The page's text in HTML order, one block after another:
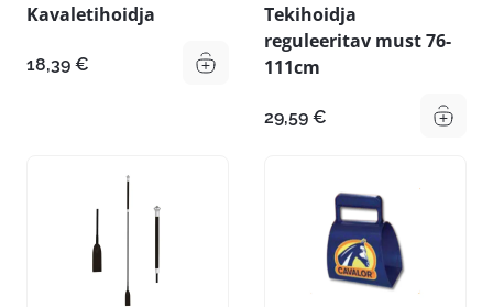
Kavaletihoidja
18,39 €
Tekihoidja
reguleeritav must 76-
111cm
29,59 €